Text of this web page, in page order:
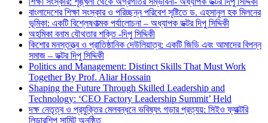
বাংলাদেশের শিক্ষা সংস্কার ও পরিচ্ছন্ন পরিবেশ সৃষ্টিতে ড. এহসানুল হক মিলনের
ভূমিকা: একটি বিশ্লেষণাত্মক পর্যালোচনা – অধ্যাপক ডক্টর দিপু সিদ্দিকী
অহমিকা বনাম যৌথতার শক্তি -দিপু সিদ্দিকী
কিশোর মনস্তত্ত্ব ও প্রাতিষ্ঠানিক দেউলিয়াত্ব: একটি জিডি এবং আমাদের বিপন্ন
সমাজ – ডক্টর দিপু সিদ্দিকী
Politics and Management: Distinct Skills That Must Work
Together By Prof. Aliar Hossain
Shaping the Future Through Skilled Leadership and
Technology: ‘CEO Factory Leadership Summit’ Held
দক্ষ নেতৃত্ব ও প্রযুক্তির মেলবন্ধনে ভবিষ্যৎ গড়ার প্রত্যয়: সিইও ফ্যাক্টরি
লিডারশিপ সামিট অনুষ্ঠিত